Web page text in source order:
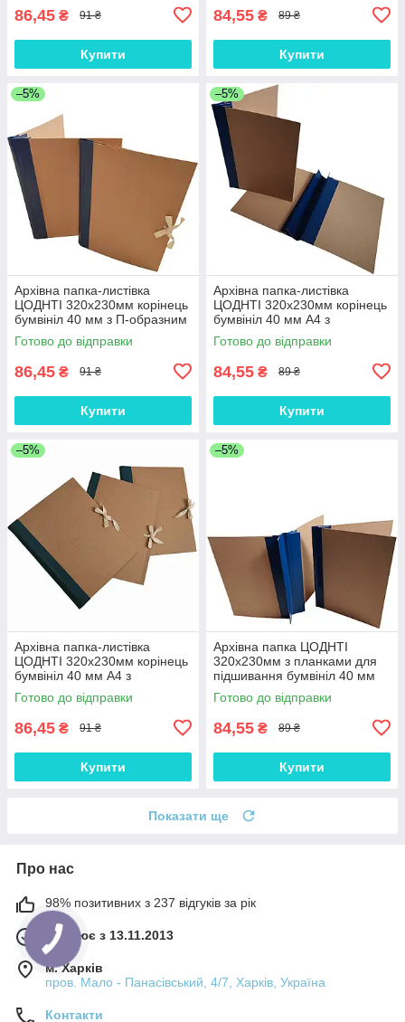
86,45 ₴ 91 ₴
Купити
84,55 ₴ 89 ₴
Купити
–5%
Архівна папка-листівка
ЦОДНТІ 320х230мм корінець
бумвініл 40 мм з П-образним
клапаном для підшивання на
зав'язках
Готово до відправки
86,45 ₴ 91 ₴
Купити
–5%
Архівна папка-листівка
ЦОДНТІ 320х230мм корінець
бумвініл 40 мм А4 з
подвійним клапаном для
підшивання документів
Готово до відправки
84,55 ₴ 89 ₴
Купити
–5%
Архівна папка-листівка
ЦОДНТІ 320х230мм корінець
бумвініл 40 мм А4 з
подвійним клапаном на
зав'язках
Готово до відправки
86,45 ₴ 91 ₴
Купити
–5%
Архівна папка ЦОДНТІ
320х230мм з планками для
підшивання бумвініл 40 мм
без титульної сторінки А4
Готово до відправки
84,55 ₴ 89 ₴
Купити
Показати ще
Про нас
98% позитивних з 237 відгуків за рік
Працює з 13.11.2013
м. Харків
пров. Мало - Панасівський, 4/7, Харків, Україна
Контакти